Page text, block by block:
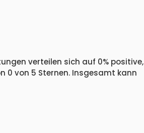
verteilen sich auf 0% positive,
0 von 5 Sternen. Insgesamt kann